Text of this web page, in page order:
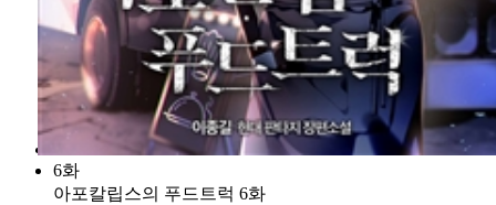
6화
아포칼립스의 푸드트럭 6화